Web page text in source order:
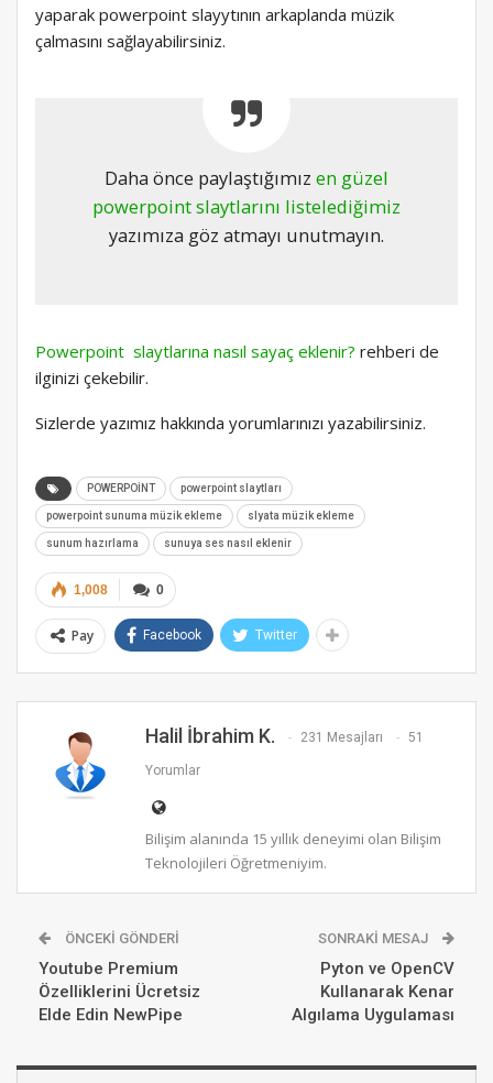
yaparak powerpoint slayytının arkaplanda müzik
çalmasını sağlayabilirsiniz.
Daha önce paylaştığımız en güzel
powerpoint slaytlarını listelediğimiz
yazımıza göz atmayı unutmayın.
Powerpoint slaytlarına nasıl sayaç eklenir? rehberi de
ilginizi çekebilir.
Sizlerde yazımız hakkında yorumlarınızı yazabilirsiniz.
POWERPOİNT powerpoint slaytları
powerpoint sunuma müzik ekleme slyata müzik ekleme
sunum hazırlama sunuya ses nasıl eklenir
0
1,008
Pay Facebook Twitter
Halil İbrahim K. 231 Mesajları 51
Yorumlar
Bilişim alanında 15 yıllık deneyimi olan Bilişim
Teknolojileri Öğretmeniyim.
ÖNCEKI GÖNDERI
Youtube Premium
Özelliklerini Ücretsiz
Elde Edin NewPipe
SONRAKI MESAJ
Pyton ve OpenCV
Kullanarak Kenar
Algılama Uygulaması